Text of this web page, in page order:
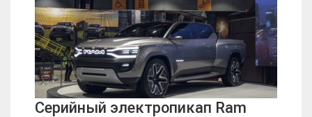
Серийный электропикап Ram